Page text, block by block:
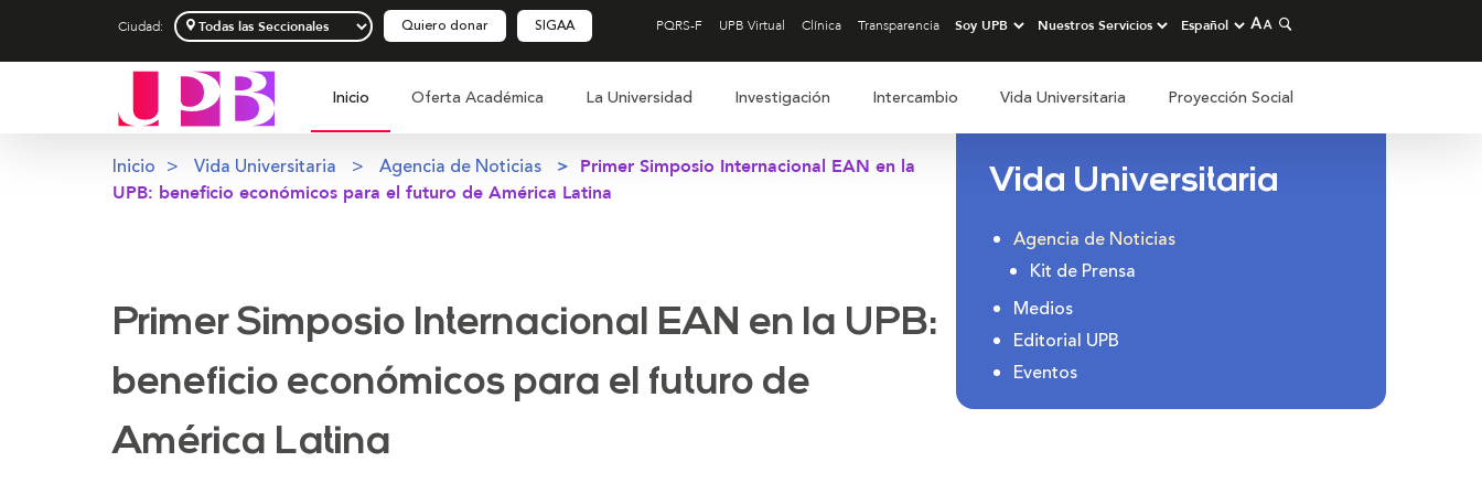
Ciudad: Quiero donar SIGAA PQRS-F UPB Virtual Clínica Transparencia
Inicio Oferta Académica La Universidad Investigación Intercambio Vida Universitaria Proyección Social
Vida Universitaria
Agencia de Noticias
Kit de Prensa
Medios
Editorial UPB
Eventos
Inicio Vida Universitaria Agencia de Noticias
Primer Simposio Internacional EAN en la
UPB: beneficio económicos para el futuro de América Latina
Primer Simposio Internacional EAN en la UPB:
beneficio económicos para el futuro de
América Latina